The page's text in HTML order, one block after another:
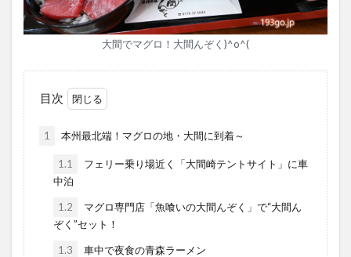
大間でマグロ！大間んぞく)^o^(
目次
1 本州最北端！マグロの地・大間に到着～
1.1
フェリー乗り場近く「大間崎テントサイト」に車
中泊
1.2
マグロ専門店「魚喰いの大間んぞく」で“大間ん
ぞく”セット！
1.3 車中で夜食の青森ラーメン